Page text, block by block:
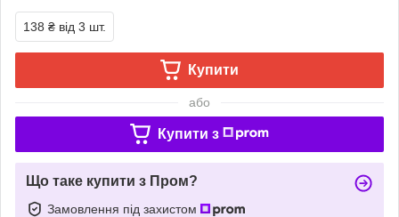
138 ₴ від 3 шт.
Купити
або
Купити з
Що таке купити з Пром?
Замовлення під захистом